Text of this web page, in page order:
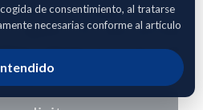
explotación y el régimen de
o regadío). Estos datos permiten
la distribución territorial del
de consentimiento, al tratarse
necesarias conforme al artículo